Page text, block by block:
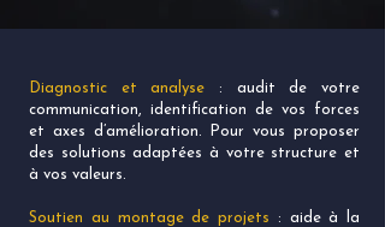
Diagnostic et analyse : audit de votre
communication, identification de vos forces
et axes d’amélioration. Pour vous proposer
des solutions adaptées à votre structure et
à vos valeurs.
Soutien au montage de projets : aide à la